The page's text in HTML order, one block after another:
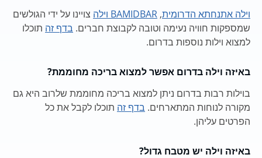
וילה אתנחתא הדרומית, BAMIDBAR וילה
צויינו על ידי הגולשים
שמספקות חוויה נעימה וטובה לקבוצת חברים. בדף זה תוכלו
למצוא וילות נוספות בדרום.
באיזה וילה בדרום אפשר למצוא בריכה מחוממת?
בוילות רבות בדרום ניתן למצוא בריכה מחוממת שלרוב היא גם
מקורה לנוחות המתארחים. בדף זה תוכלו לקבל את כל
הפרטים עליהן.
באיזה וילה יש מטבח גדול?